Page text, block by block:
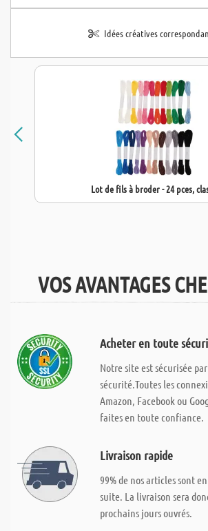
Idées créatives
Lot de fils à broder - 24 pces,
VOS AVANTAGES
Acheter en toute
Notre site est sécurisée
sécurité.Toutes les
Amazon, Facebook ou
faites en toute confiance.
Livraison rapide
99% de nos articles sont
suite. La livraison sera
prochains jours ouvrés.